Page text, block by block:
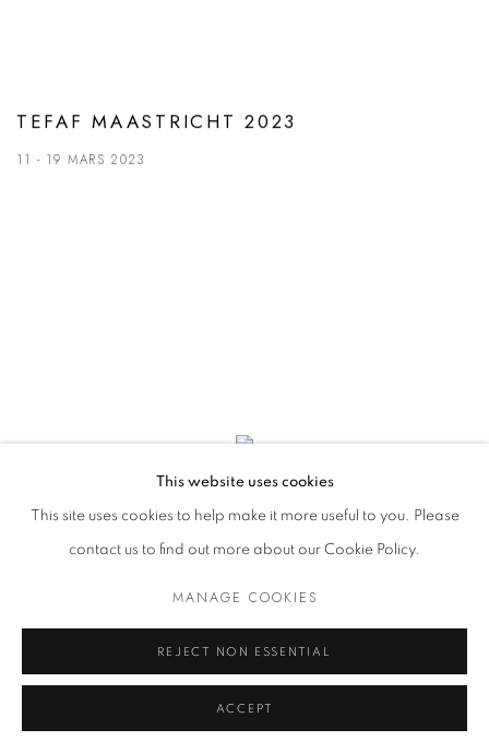
TEFAF MAASTRICHT 2023
11 - 19 MARS 2023
This website uses cookies
This site uses cookies to help make it more useful to you. Please
contact us to find out more about our Cookie Policy.
MANAGE COOKIES
REJECT NON ESSENTIAL
ACCEPT